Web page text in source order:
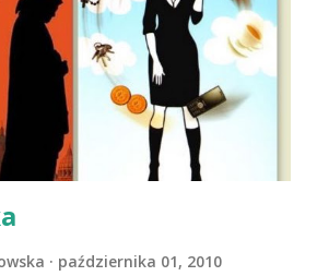
że wyjazd odwołaliśmy,
i od nowa zaczęliśmy oswajać z nami i
chorobą psa. Udało
zdrowotne i wówczas
sobą wzajemnie już na 100%.
października 01, 2010